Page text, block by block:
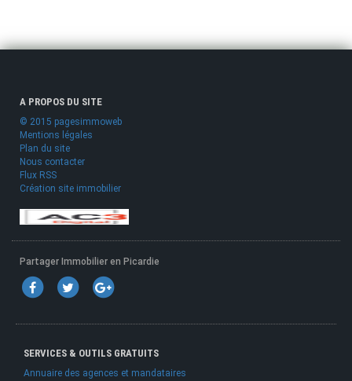
A PROPOS DU SITE
© 2015 pagesimmoweb
Mentions légales
Plan du site
Nous contacter
Flux RSS
Création site immobilier
Partager Immobilier en Picardie
SERVICES & OUTILS GRATUITS
Annuaire des agences et mandataires